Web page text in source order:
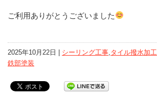
ご利用ありがとうございました
2025年10月22日 | シーリング工事 タイル撥水加工
鉄部塗装